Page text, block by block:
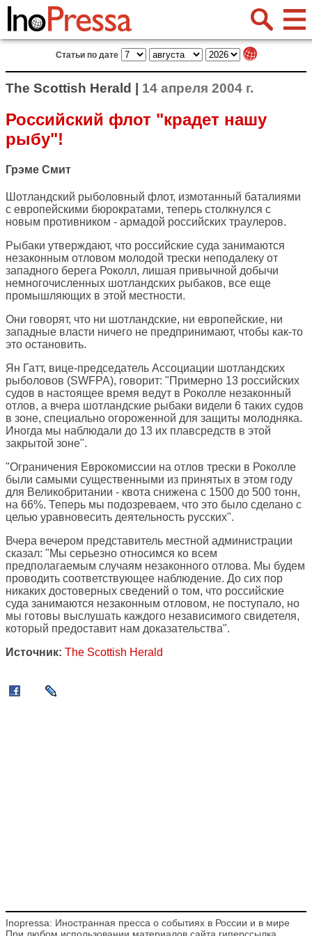
Статьи по дате
The Scottish Herald | 14 апреля 2004 г.
Российский флот "крадет нашу
рыбу"!
Грэме Смит
Шотландский рыболовный флот, измотанный баталиями
с европейскими бюрократами, теперь столкнулся с
новым противником - армадой российских траулеров.
Рыбаки утверждают, что российские суда занимаются
незаконным отловом молодой трески неподалеку от
западного берега Роколл, лишая привычной добычи
немногочисленных шотландских рыбаков, все еще
промышляющих в этой местности.
Они говорят, что ни шотландские, ни европейские, ни
западные власти ничего не предпринимают, чтобы как-то
это остановить.
Ян Гатт, вице-председатель Ассоциации шотландских
рыболовов (SWFPA), говорит: "Примерно 13 российских
судов в настоящее время ведут в Роколле незаконный
отлов, а вчера шотландские рыбаки видели 6 таких судов
в зоне, специально огороженной для защиты молодняка.
Иногда мы наблюдали до 13 их плавсредств в этой
закрытой зоне".
"Ограничения Еврокомиссии на отлов трески в Роколле
были самыми существенными из принятых в этом году
для Великобритании - квота снижена с 1500 до 500 тонн,
на 66%. Теперь мы подозреваем, что это было сделано с
целью уравновесить деятельность русских".
Вчера вечером представитель местной администрации
сказал: "Мы серьезно относимся ко всем
предполагаемым случаям незаконного отлова. Мы будем
проводить соответствующее наблюдение. До сих пор
никаких достоверных сведений о том, что российские
суда занимаются незаконным отловом, не поступало, но
мы готовы выслушать каждого независимого свидетеля,
который предоставит нам доказательства".
Источник: The Scottish Herald
Inopressa: Иностранная пресса о событиях в России и в мире